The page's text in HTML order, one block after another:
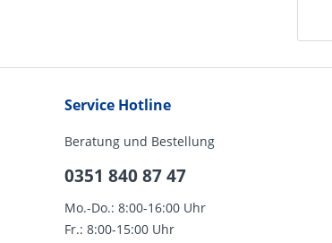
Service Hotline
Beratung und Bestellung
0351 840 87 47
Mo.-Do.: 8:00-16:00 Uhr
Fr.: 8:00-15:00 Uhr